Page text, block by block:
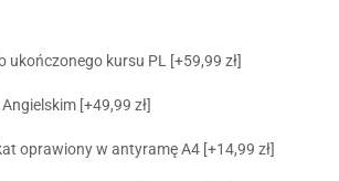
ukończonego kursu PL [+59,99 zł]
[+49,99 zł]
oprawiony w antyramę A4 [+14,99 zł]